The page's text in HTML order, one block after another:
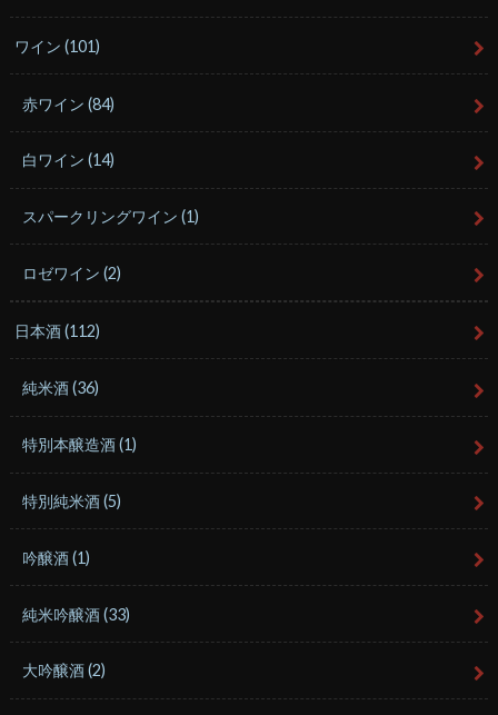
ワイン(101)
赤ワイン(84)
白ワイン(14)
スパークリングワイン(1)
ロゼワイン(2)
日本酒(112)
純米酒(36)
特別本醸造酒(1)
特別純米酒(5)
吟醸酒(1)
純米吟醸酒(33)
大吟醸酒(2)